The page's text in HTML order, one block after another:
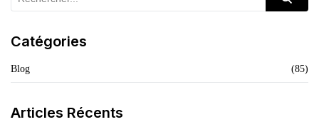
Catégories
Blog (85)
Articles Récents